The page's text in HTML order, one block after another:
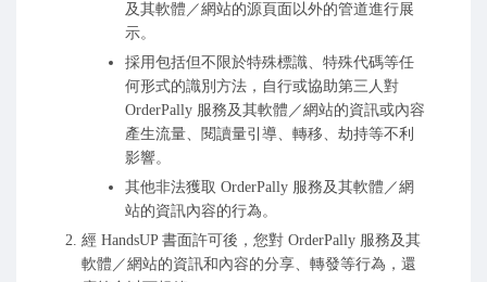
及其軟體／網站的源頁面以外的管道進行展
示。
採用包括但不限於特殊標識、特殊代碼等任
何形式的識別方法，自行或協助第三人對
OrderPally 服務及其軟體／網站的資訊或內容
產生流量、閱讀量引導、轉移、劫持等不利
影響。
其他非法獲取 OrderPally 服務及其軟體／網
站的資訊內容的行為。
經 HandsUP 書面許可後，您對 OrderPally 服務及其
軟體／網站的資訊和內容的分享、轉發等行為，還